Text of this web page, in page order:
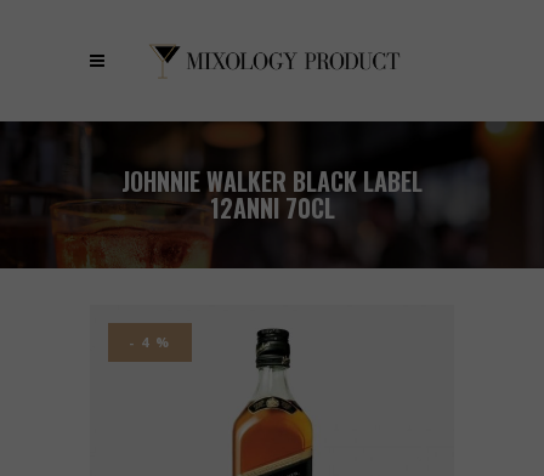
JOHNNIE WALKER BLACK LABEL
12ANNI 70CL
- 4 %